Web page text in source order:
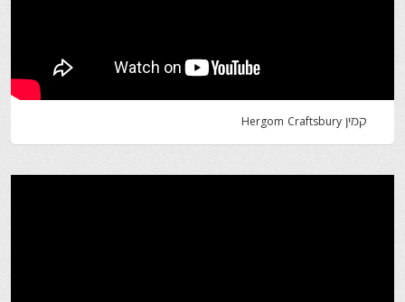
קמין Hergom Craftsbury